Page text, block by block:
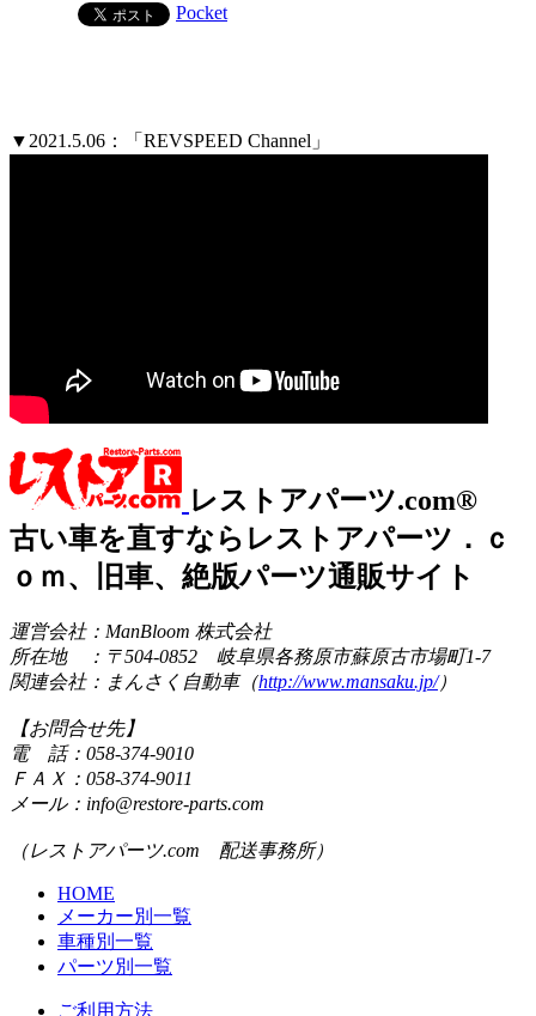
Pocket
▼2021.5.06：「REVSPEED Channel」
レストアパーツ.com®
古い車を直すならレストアパーツ．ｃ
ｏｍ、旧車、絶版パーツ通販サイト
運営会社：ManBloom 株式会社
所在地 ：〒504-0852 岐阜県各務原市蘇原古市場町1-7
関連会社：まんさく自動車（http://www.mansaku.jp/）
【お問合せ先】
電 話：058-374-9010
ＦＡＸ：058-374-9011
メール：info@restore-parts.com
（レストアパーツ.com 配送事務所）
HOME
メーカー別一覧
車種別一覧
パーツ別一覧
ご利用方法